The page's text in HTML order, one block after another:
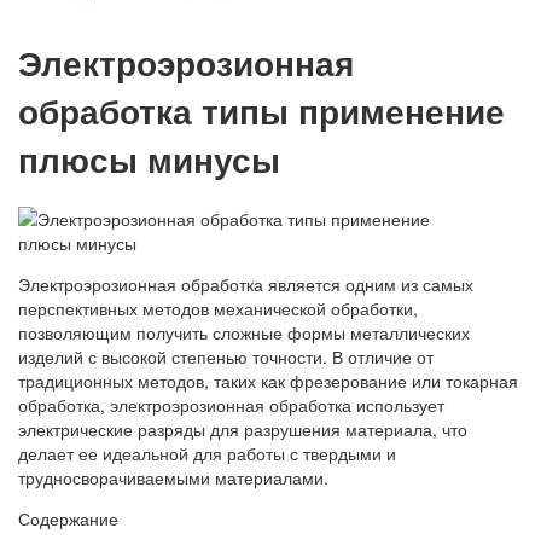
Электроэрозионная
обработка типы применение
плюсы минусы
Электроэрозионная обработка является одним из самых
перспективных методов механической обработки,
позволяющим получить сложные формы металлических
изделий с высокой степенью точности. В отличие от
традиционных методов, таких как фрезерование или токарная
обработка, электроэрозионная обработка использует
электрические разряды для разрушения материала, что
делает ее идеальной для работы с твердыми и
трудносворачиваемыми материалами.
Содержание